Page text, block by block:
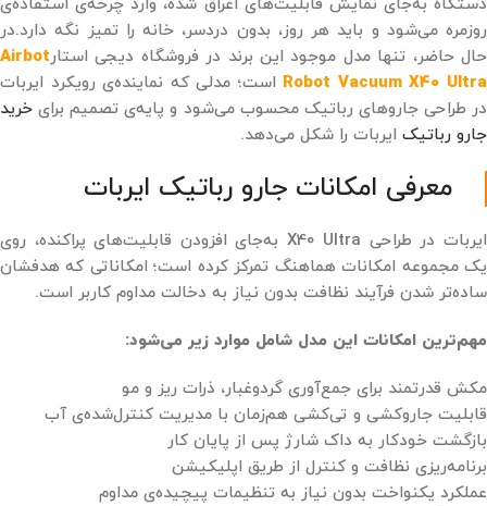
دستگاه به‌جای نمایش قابلیت‌های اغراق‌ شده، وارد چرخه‌ی استفاده‌ی
روزمره می‌شود و باید هر روز، بدون دردسر، خانه را تمیز نگه دارد.در
حال حاضر، تنها مدل موجود این برند در فروشگاه دیجی ‌استارAirbot
Robot Vacuum X40 Ultra است؛ مدلی که نماینده‌ی رویکرد ایربات
در طراحی جاروهای رباتیک محسوب می‌شود و پایه‌ی تصمیم برای خرید
جارو رباتیک ایربات را شکل می‌دهد.
معرفی امکانات جارو رباتیک ایربات
ایربات در طراحی X40 Ultra به‌جای افزودن قابلیت‌های پراکنده، روی
یک مجموعه امکانات هماهنگ تمرکز کرده است؛ امکاناتی که هدفشان
ساده‌تر شدن فرآیند نظافت بدون نیاز به دخالت مداوم کاربر است.
مهم‌ترین امکانات این مدل شامل موارد زیر می‌شود:
مکش قدرتمند برای جمع‌آوری گردوغبار، ذرات ریز و مو
قابلیت جاروکشی و تی‌کشی هم‌زمان با مدیریت کنترل‌شده‌ی آب
بازگشت خودکار به داک شارژ پس از پایان کار
برنامه‌ریزی نظافت و کنترل از طریق اپلیکیشن
عملکرد یکنواخت بدون نیاز به تنظیمات پیچیده‌ی مداوم